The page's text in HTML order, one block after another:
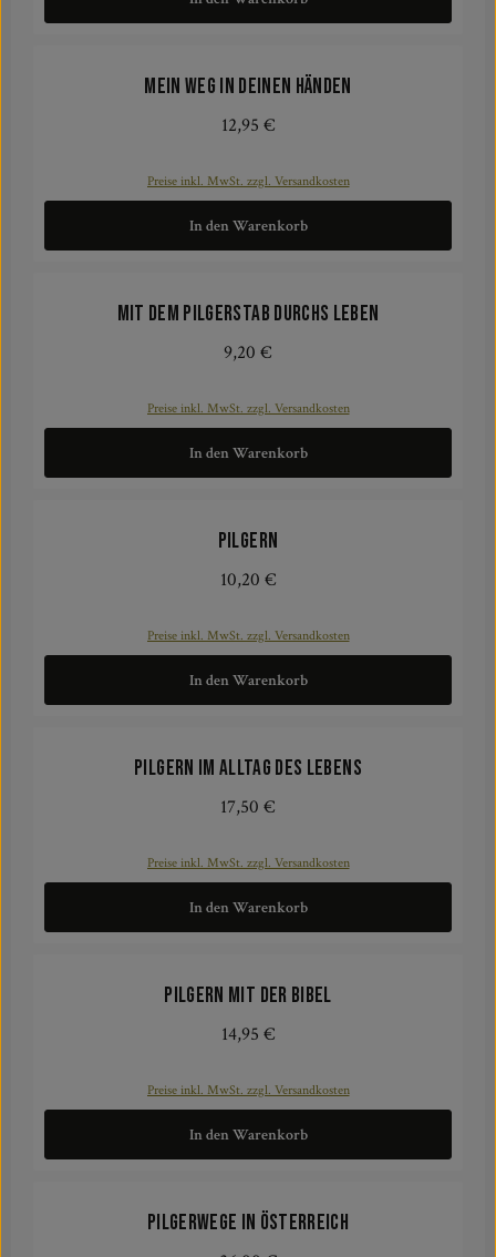
Mein Weg in deinen Händen
Regulärer Preis:
12,95 €
Preise inkl. MwSt. zzgl. Versandkosten
In den Warenkorb
Mit dem Pilgerstab durchs Leben
Regulärer Preis:
9,20 €
Preise inkl. MwSt. zzgl. Versandkosten
In den Warenkorb
Pilgern
Regulärer Preis:
10,20 €
Preise inkl. MwSt. zzgl. Versandkosten
In den Warenkorb
Pilgern im Alltag des Lebens
Regulärer Preis:
17,50 €
Preise inkl. MwSt. zzgl. Versandkosten
In den Warenkorb
Pilgern mit der Bibel
Regulärer Preis:
14,95 €
Preise inkl. MwSt. zzgl. Versandkosten
In den Warenkorb
Pilgerwege in Österreich